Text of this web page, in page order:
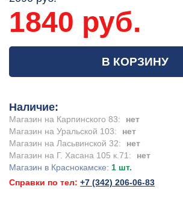
1840 руб.
В КОРЗИНУ
Наличие:
Магазин на Карпинского 83:
нет
Магазин на Уральской 103:
нет
Магазин на Ласьвинской 32:
нет
Магазин на Г. Хасана 105 к.71:
нет
Магазин в Краснокамске: 1 шт.
Справки по тел: +7 (342) 206-06-83